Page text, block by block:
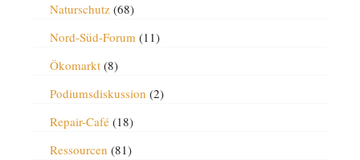
Naturschutz(68)
Nord-Süd-Forum(11)
Ökomarkt(8)
Podiumsdiskussion (2)
Repair-Café(18)
Ressourcen (81)